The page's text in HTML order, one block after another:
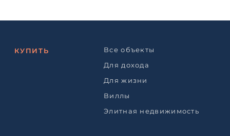
КУПИТЬ
Все объекты
Для дохода
Для жизни
Виллы
Элитная недвижимость